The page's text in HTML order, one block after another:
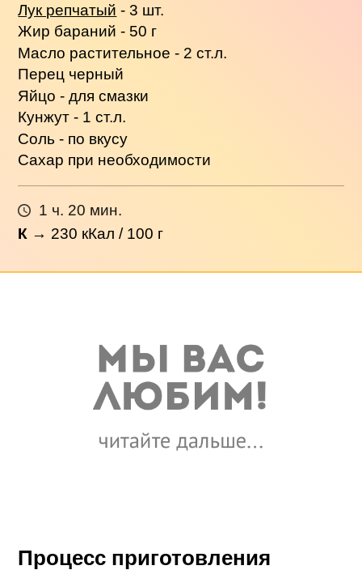
Лук репчатый - 3 шт.
Жир бараний - 50 г
Масло растительное - 2 ст.л.
Перец черный
Яйцо - для смазки
Кунжут - 1 ст.л.
Соль - по вкусу
Сахар при необходимости
1 ч. 20 мин.
К → 230 кКал / 100 г
Процесс приготовления